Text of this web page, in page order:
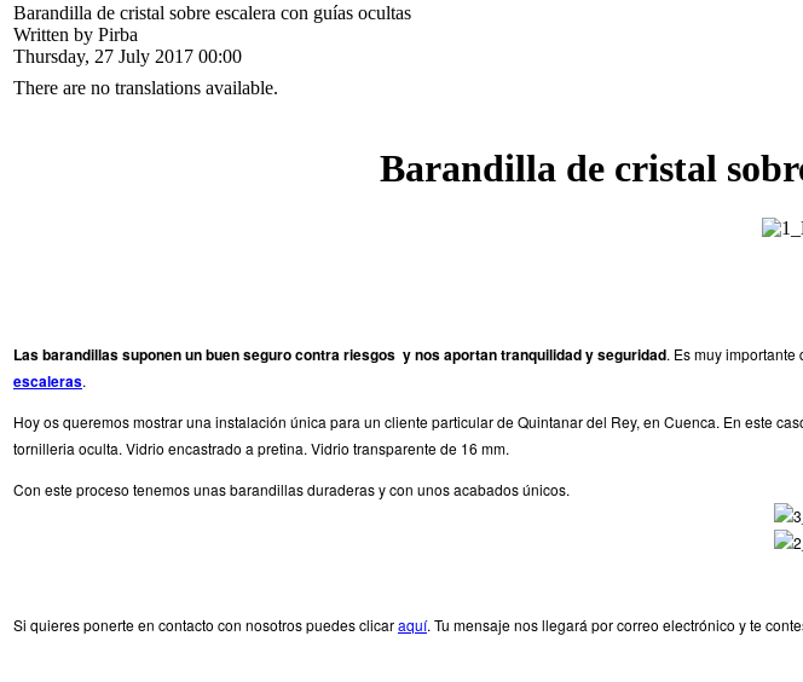
Barandilla de cristal sobre escalera con guías ocultas
Written by Pirba
Thursday, 27 July 2017 00:00
There are no translations available.
Barandilla de cristal
Las barandillas suponen un buen seguro contra riesgos y nos aportan tranquilidad y seguridad. Es muy
escaleras.
Hoy os queremos mostrar una instalación única para un cliente particular de Quintanar del Rey, en Cuenca. En este
tornilleria oculta. Vidrio encastrado a pretina. Vidrio transparente de 16 mm.
Con este proceso tenemos unas barandillas duraderas y con unos acabados únicos.
Si quieres ponerte en contacto con nosotros puedes clicaraquí. Tu mensaje nos llegará por correo electrónico y te